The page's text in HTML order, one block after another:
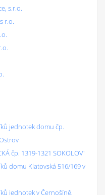
s.r.o.
r.o.
jednotek domu čp.
čp. 1319-1321 SOKOLOV'
domu Klatovská 516/169 v
jednotek v Černošíně,